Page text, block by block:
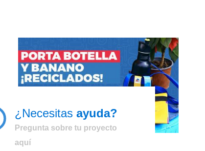
¿Necesitas ayuda?
Pregunta sobre tu proyecto
aquíCómo hacer un banano y un porta